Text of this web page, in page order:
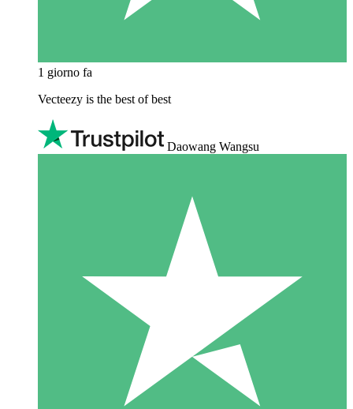
1 giorno fa
Vecteezy is the best of best
Daowang Wangsu